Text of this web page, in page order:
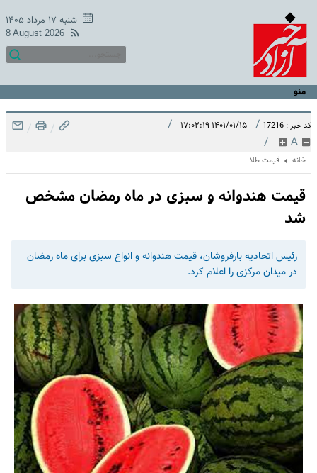
شنبه ۱۷ مرداد ۱۴۰۵
8 August 2026
منو
کد خبر : 17216 / ۱۴۰۱/۰۱/۱۵ ۱۷:۰۲:۱۹ /
A
/
/
/
خانه قیمت طلا
قیمت هندوانه و سبزی در ماه رمضان مشخص
شد
رئیس اتحادیه بارفروشان، قیمت هندوانه و انواع سبزی برای ماه رمضان
در میدان مرکزی را اعلام کرد.